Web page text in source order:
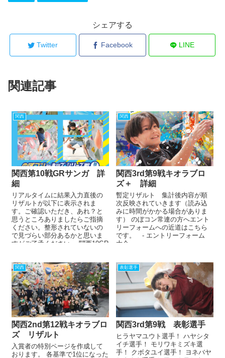
シェアする
Twitter Facebook LINE
関連記事
関西
関西第10戦GRサンガ 詳
細
リアルタイムに結果入力直後の
リザルトが以下に表示されま
す。ご確認いただき、あれ？と
思うところありましたらご指摘
ください。整形されていないの
で見づらい部分あるかと思いま
すがご了承ください。 関西10GR
関西
関西3rd第9戦キオラブロ
ズ＋ 詳細
暫定リザルト 集計後内容が順
次反映されていきます（読み込
みに時間がかかる場合がありま
す） のぼコン常連の方へエント
リーフォームへの近道はこちら
です。 - エントリーフォーム
大会...
関西
関西2nd第12戦キオラブロ
ズ リザルト
入賞者の特別ページを作成して
おります。 各基準で1位になった
表彰選手
関西3rd第9戦 表彰選手
ヒラヤマユウト選手！ ハヤシタ
イチ選手！ モリワキミズキ選
手！ クボタユイ選手！ ヨネバヤ